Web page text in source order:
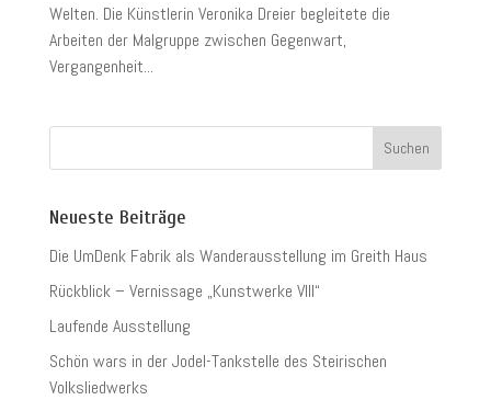
Welten. Die Künstlerin Veronika Dreier begleitete die
Arbeiten der Malgruppe zwischen Gegenwart,
Vergangenheit...
Neueste Beiträge
Die UmDenk Fabrik als Wanderausstellung im Greith Haus
Rückblick – Vernissage „Kunstwerke VIII“
Laufende Ausstellung
Schön wars in der Jodel-Tankstelle des Steirischen
Volksliedwerks